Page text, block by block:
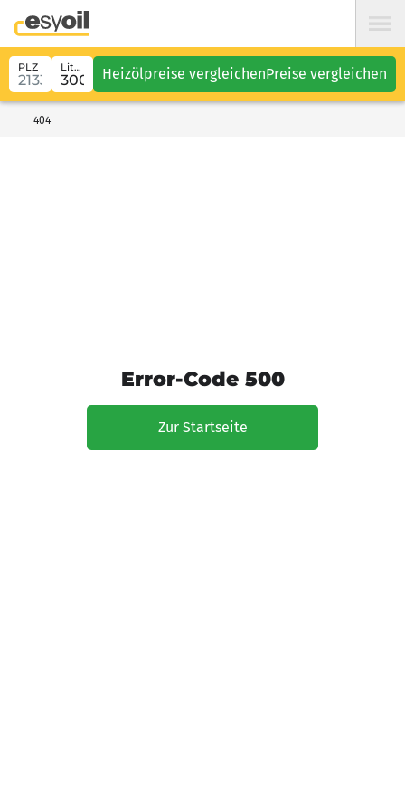
PLZ Liter Heizölpreise vergleichenPreise vergleichen
404
Error-Code 500
Zur Startseite